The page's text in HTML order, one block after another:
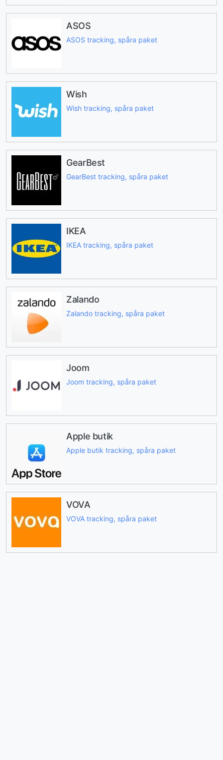
ASOS
ASOS tracking, spåra paket
Wish
Wish tracking, spåra paket
GearBest
GearBest tracking, spåra paket
IKEA
IKEA tracking, spåra paket
Zalando
Zalando tracking, spåra paket
Joom
Joom tracking, spåra paket
Apple butik
Apple butik tracking, spåra paket
VOVA
VOVA tracking, spåra paket